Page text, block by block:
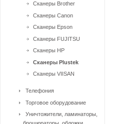
Сканеры Brother
Сканеры Canon
Сканеры Epson
Сканеры FUJITSU
Сканеры HP
Сканеры Plustek
Сканеры VIISAN
Телефония
Торговое оборудование
Уничтожители, ламинаторы,